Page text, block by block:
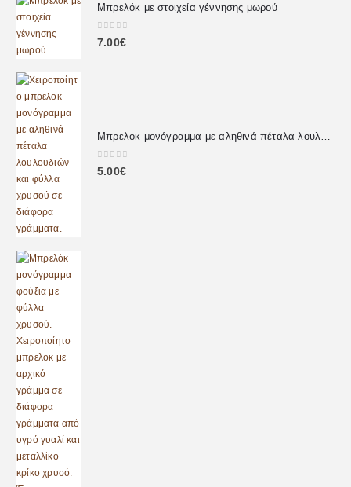
Μπρελόκ με στοιχεία γέννησης μωρού
0out of 5
7.00€
0 out of 5
5.00€